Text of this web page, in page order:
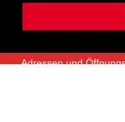
Adressen und